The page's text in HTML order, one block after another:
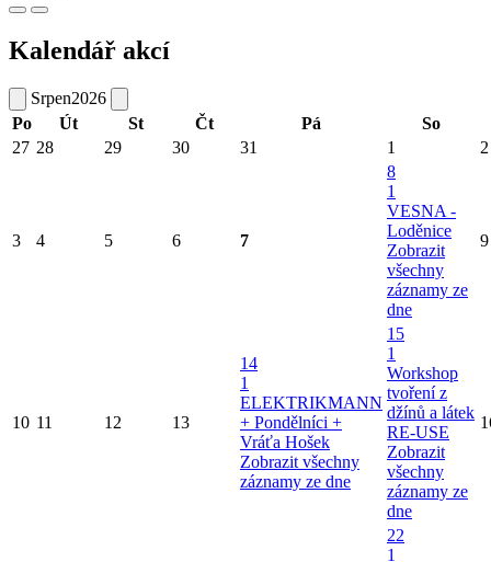
Kalendář akcí
Srpen2026
Po
Út St Čt Pá
So
27 28 29 30 31 1 2
3 4 5 6 7
8
1
VESNA -
Loděnice
Zobrazit
všechny
záznamy ze
dne
9
10 11 12 13
14
1
ELEKTRIKMANN
+ Pondělníci +
Vráťa Hošek
Zobrazit všechny
záznamy ze dne
15
1
Workshop
tvoření z
džínů a látek
RE-USE
Zobrazit
všechny
záznamy ze
dne
22
1